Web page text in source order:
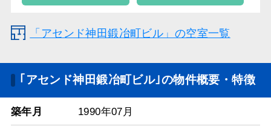
「アセンド神田鍛冶町ビル」の空室一覧
｢アセンド神田鍛冶町ビル｣の物件概要・特徴
築年月 1990年07月